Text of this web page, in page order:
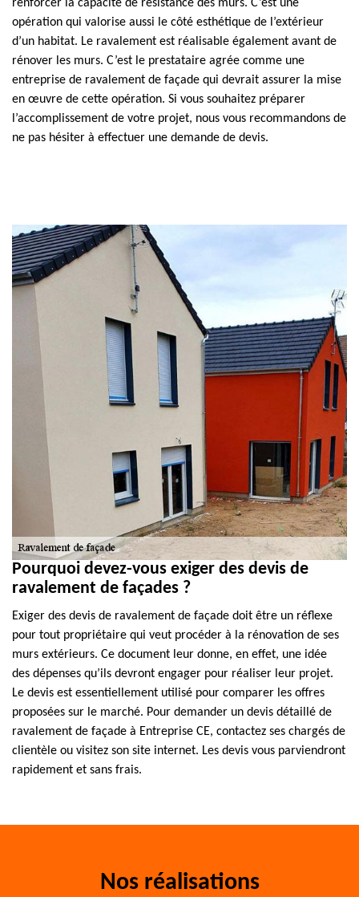
renforcer la capacité de résistance des murs. C’est une
opération qui valorise aussi le côté esthétique de l’extérieur
d’un habitat. Le ravalement est réalisable également avant de
rénover les murs. C’est le prestataire agrée comme une
entreprise de ravalement de façade qui devrait assurer la mise
en œuvre de cette opération. Si vous souhaitez préparer
l’accomplissement de votre projet, nous vous recommandons de
ne pas hésiter à effectuer une demande de devis.
Pourquoi devez-vous exiger des devis de
ravalement de façades ?
Exiger des devis de ravalement de façade doit être un réflexe
pour tout propriétaire qui veut procéder à la rénovation de ses
murs extérieurs. Ce document leur donne, en effet, une idée
des dépenses qu’ils devront engager pour réaliser leur projet.
Le devis est essentiellement utilisé pour comparer les offres
proposées sur le marché. Pour demander un devis détaillé de
ravalement de façade à Entreprise CE, contactez ses chargés de
clientèle ou visitez son site internet. Les devis vous parviendront
rapidement et sans frais.
Nos réalisations